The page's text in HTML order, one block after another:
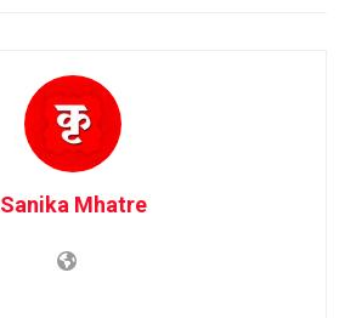
Sanika Mhatre